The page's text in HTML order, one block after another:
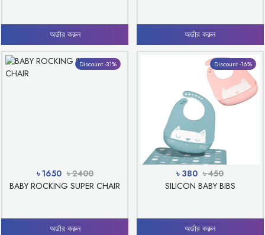
অর্ডার করুন অর্ডার করুন
Discount -31%
৳ 1650 ৳ 2400
BABY ROCKING SUPER CHAIR
অর্ডার করুন
Discount -16%
৳ 380 ৳ 450
SILICON BABY BIBS
অর্ডার করুন